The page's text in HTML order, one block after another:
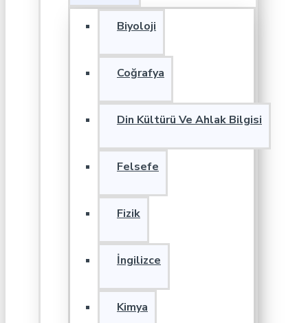
Biyoloji
Coğrafya
Din Kültürü Ve Ahlak Bilgisi
Felsefe
Fizik
İngilizce
Kimya